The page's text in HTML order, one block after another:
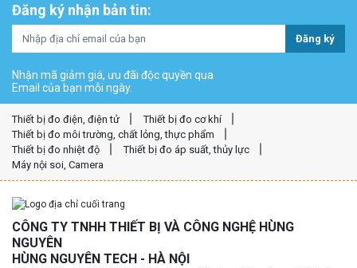
Đăng ký nhận bản tin:
Đăng ký
Nhận mã giảm giá, ưu đãi độc quyền qua
Email của bạn mỗi ngày.
Thiết bị đo điện, điện tử
Thiết bị đo cơ khí
Thiết bị đo môi trường, chất lỏng, thực phẩm
Thiết bị đo nhiệt độ
Thiết bị đo áp suất, thủy lực
Máy nội soi, Camera
CÔNG TY TNHH THIẾT BỊ VÀ CÔNG NGHỆ HÙNG
NGUYÊN
HÙNG NGUYÊN TECH - HÀ NỘI